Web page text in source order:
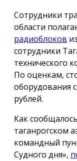
Сотрудники
области
радиоблоков
сотрудники
технического
По оценкам,
оборудования
рублей.
Как
таганрогском
командный
Судного дня»,